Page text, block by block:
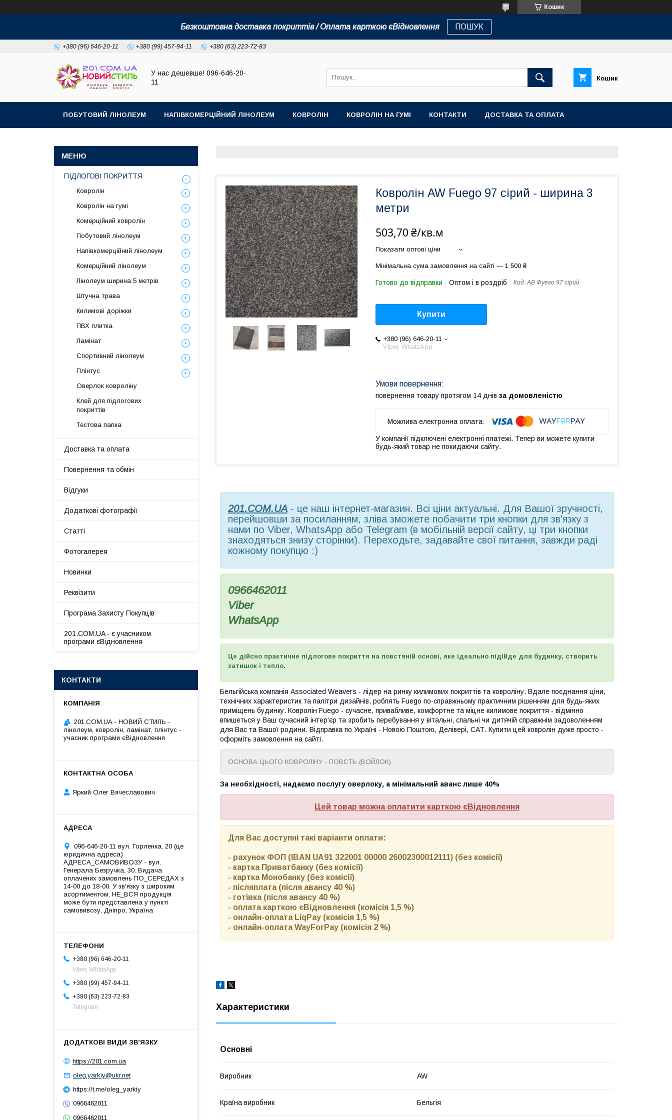
Кошик
Безкоштовна доставка покриттів / Оплата карткою єВідновлення ПОШУК
+380 (96) 646-20-11 +380 (99) 457-94-11 +380 (63) 223-72-83
У нас дешевше! 096-646-20-
11
Кошик
ПОБУТОВИЙ ЛІНОЛЕУМ НАПІВКОМЕРЦІЙНИЙ ЛІНОЛЕУМ КОВРОЛІН КОВРОЛІН НА ГУМІ КОНТАКТИ ДОСТАВКА ТА ОПЛАТА
Ковролін AW Fuego 97 сірий - ширина 3
метри
503,70 ₴/кв.м
Показати оптові ціни
Мінімальна сума замовлення на сайті — 1 500 ₴
Готово до відправки Оптом і в роздріб Код:АВ Фуего 97 сірий
Купити
+380 (96) 646-20-11
Viber, WhatsApp
повернення товару протягом 14 днів за домовленістю
У компанії підключені електронні платежі. Тепер ви можете купити
будь-який товар не покидаючи сайту.
201.COM.UA - це наш інтернет-магазин. Всі ціни актуальні. Для Вашої зручності,
перейшовши за посиланням, зліва зможете побачити три кнопки для зв'язку з
нами по Viber, WhatsApp або Telegram (в мобільній версії сайту, ці три кнопки
знаходяться знизу сторінки). Переходьте, задавайте свої питання, завжди раді
кожному покупцю :)
0966462011
Viber
WhatsApp
Це дійсно практичне підлогове покриття на повстяній основі, яке ідеально підійде для будинку, створить
затишок і тепло.
Бельгійська компанія Associated Weavers - лідер на ринку килимових покриттів та ковроліну. Вдале поєднання ціни,
технічних характеристик та палітри дизайнів, роблять Fuego по-справжньому практичним рішенням для будь-яких
приміщень будинку. Ковролін Fuego - сучасне, привабливе, комфортне та міцне килимове покриття - відмінно
впишеться у Ваш сучасний інтер'єр та зробить перебування у вітальні, спальні чи дитячій справжнім задоволенням
для Вас та Вашої родини. Відправка по Україні - Новою Поштою, Делівері, САТ. Купити цей ковролін дуже просто -
оформіть замовлення на сайті.
ОСНОВА ЦЬОГО КОВРОЛІНУ - ПОВСТЬ (ВОЙЛОК)
За необхідності, надаємо послугу оверлоку, а мінімальний аванс лише 40%
Цей товар можна оплатити карткою єВідновлення
Для Вас доступні такі варіанти оплати:
- рахунок ФОП (IBAN UA91 322001 00000 26002300012111) (без комісії)
- картка Приватбанку (без комісії)
- картка Монобанку (без комісії)
- післяплата (після авансу 40 %)
- готівка (після авансу 40 %)
- оплата карткою єВідновлення (комісія 1,5 %)
- онлайн-оплата LiqPay (комісія 1,5 %)
- онлайн-оплата WayForPay (комісія 2 %)
Характеристики
Основні
Виробник AW
Країна виробник Бельгія
ПІДЛОГОВІ ПОКРИТТЯ
Ковролін
Ковролін на гумі
Комерційний ковролін
Побутовий лінолеум
Напівкомерційний лінолеум
Комерційний лінолеум
Лінолеум ширина 5 метрів
Штучна трава
Килимові доріжки
ПВХ плитка
Ламінат
Спортивний лінолеум
Плінтус
Оверлок ковроліну
Клей для підлогових
покриттів
Тестова папка
Доставка та оплата
Повернення та обмін
Відгуки
Додаткові фотографії
Статті
Фотогалерея
Новинки
Реквізити
Програма Захисту Покупців
201.COM.UA - є учасником
програми єВідновлення
КОНТАКТИ
201.COM.UA - НОВИЙ СТИЛЬ -
лінолеум, ковролін, ламінат, плінтус -
учасник програми єВідновлення
Яркий Олег Вячеславович
096-646-20-11 вул. Горленка, 20 (це
юридична адреса)
АДРЕСА_САМОВИВОЗУ - вул.
Генерала Безручка, 30. Видача
оплачених замовлень ПО_СЕРЕДАХ з
14-00 до 18-00. У зв'язку з широким
асортиментом, НЕ_ВСЯ продукція
може бути представлена у пункті
самовивозу, Дніпро, Україна
+380 (96) 646-20-11
Viber, WhatsApp
+380 (99) 457-94-11
+380 (63) 223-72-83
Telegram
https://201.com.ua
oleg.yarkiy@ukr.net
https://t.me/oleg_yarkiy
0966462011
0966462011